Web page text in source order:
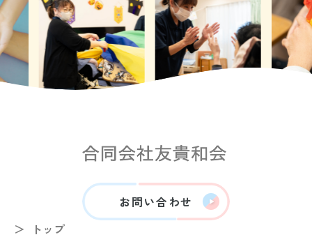
お問い合わせ
トップ